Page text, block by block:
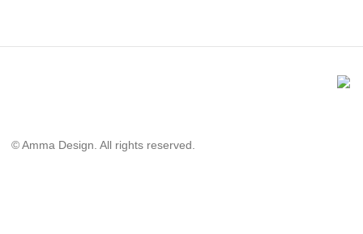
© Amma Design. All rights reserved.